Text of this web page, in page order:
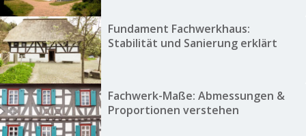
Fundament Fachwerkhaus:
Stabilität und Sanierung erklärt
Fachwerk-Maße: Abmessungen &
Proportionen verstehen